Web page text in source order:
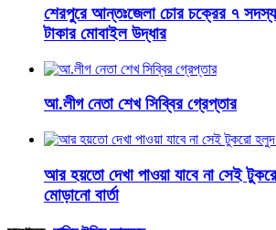
শেরপুরে আন্তঃজেলা চোর চক্রের ৭
টাকার মোবাইল উদ্ধার
আ.লীগ নেতা শেখ সিব্বির গ্রেপ্তার
আর হয়তো দেখা পাওয়া যাবে না সেই
মোড়ানো বার্তা